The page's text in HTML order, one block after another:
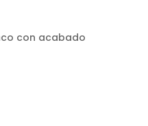
con acabado